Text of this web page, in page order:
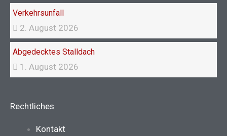
Verkehrsunfall
2. August 2026
Abgedecktes Stalldach
1. August 2026
Rechtliches
Main
Kontakt